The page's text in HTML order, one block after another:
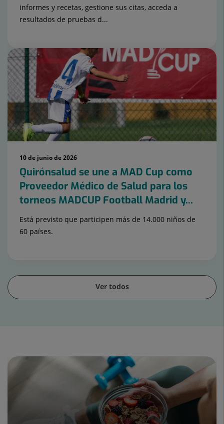
informes y recetas, gestione sus citas, acceda a
resultados de pruebas d...
10 de junio de 2026
Quirónsalud se une a MAD Cup como
Proveedor Médico de Salud para los
torneos MADCUP Football Madrid y...
Está previsto que participen más de 14.000 niños de
60 países.
Ver todos